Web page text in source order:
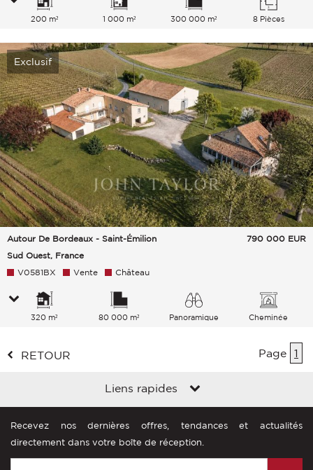
200 m² 1 000 m² 300 000 m² 8 Pièces
Exclusif
Autour De Bordeaux - Saint-Émilion
Sud Ouest, France
790 000 EUR
V0581BX Vente Château
320 m² 80 000 m² Panoramique Cheminée
RETOUR Page 1
Liens rapides
Recevez nos dernières offres, tendances et actualités
directement dans votre boîte de réception.